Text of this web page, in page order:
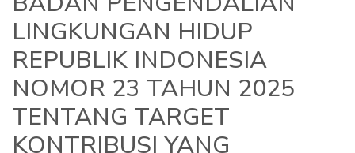
LINGKUNGAN HIDUP
REPUBLIK INDONESIA
NOMOR 23 TAHUN 2025
TENTANG TARGET
KONTRIBUSI YANG